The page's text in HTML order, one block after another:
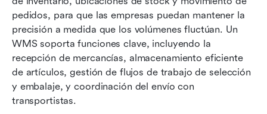
pedidos, para que las empresas puedan mantener la
precisión a medida que los volúmenes fluctúan. Un
WMS soporta funciones clave, incluyendo la
recepción de mercancías, almacenamiento eficiente
de artículos, gestión de flujos de trabajo de selección
y embalaje, y coordinación del envío con
transportistas.